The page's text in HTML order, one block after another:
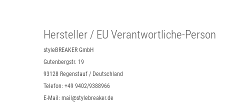
Hersteller / EU Verantwortliche-Person
styleBREAKER GmbH
Gutenbergstr. 19
93128 Regenstauf / Deutschland
Telefon: +49 9402/9388966
E-Mail: mail@stylebreaker.de